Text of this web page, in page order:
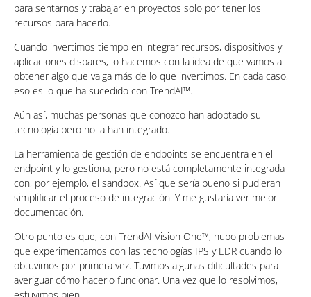
para sentarnos y trabajar en proyectos solo por tener los
recursos para hacerlo.
Cuando invertimos tiempo en integrar recursos, dispositivos y
aplicaciones dispares, lo hacemos con la idea de que vamos a
obtener algo que valga más de lo que invertimos. En cada caso,
eso es lo que ha sucedido con TrendAI™.
Aún así, muchas personas que conozco han adoptado su
tecnología pero no la han integrado.
La herramienta de gestión de endpoints se encuentra en el
endpoint y lo gestiona, pero no está completamente integrada
con, por ejemplo, el sandbox. Así que sería bueno si pudieran
simplificar el proceso de integración. Y me gustaría ver mejor
documentación.
Otro punto es que, con TrendAI Vision One™, hubo problemas
que experimentamos con las tecnologías IPS y EDR cuando lo
obtuvimos por primera vez. Tuvimos algunas dificultades para
averiguar cómo hacerlo funcionar. Una vez que lo resolvimos,